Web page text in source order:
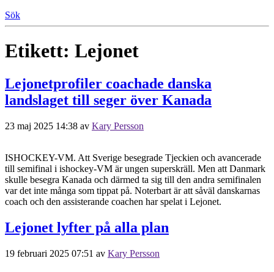
Sök
Etikett: Lejonet
Lejonetprofiler coachade danska
landslaget till seger över Kanada
23 maj 2025 14:38 av Kary Persson
ISHOCKEY-VM. Att Sverige besegrade Tjeckien och avancerade
till semifinal i ishockey-VM är ungen superskräll. Men att Danmark
skulle besegra Kanada och därmed ta sig till den andra semifinalen
var det inte många som tippat på. Noterbart är att såväl danskarnas
coach och den assisterande coachen har spelat i Lejonet.
Lejonet lyfter på alla plan
19 februari 2025 07:51 av Kary Persson